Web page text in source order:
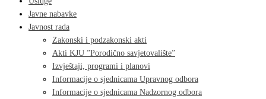
Javne nabavke
Javnost rada
Zakonski i podzakonski akti
Akti KJU ”Porodično savjetovalište”
Izvještaji, programi i planovi
Informacije o sjednicama Upravnog odbora
Informacije o sjednicama Nadzornog odbora